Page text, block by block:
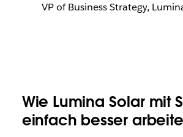
VP of Business Strategy,
Wie Lumina Solar mit
einfach besser